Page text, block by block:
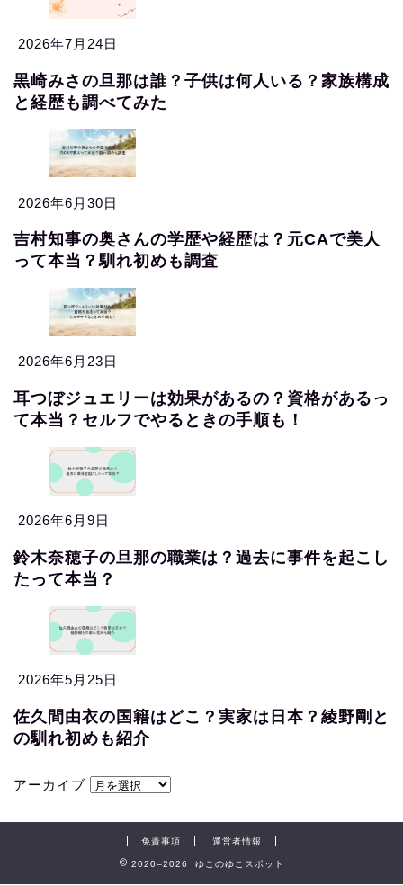
2026年7月24日
黒崎みさの旦那は誰？子供は何人いる？家族構成
と経歴も調べてみた
2026年6月30日
吉村知事の奥さんの学歴や経歴は？元CAで美人
って本当？馴れ初めも調査
2026年6月23日
耳つぼジュエリーは効果があるの？資格があるっ
て本当？セルフでやるときの手順も！
2026年6月9日
鈴木奈穂子の旦那の職業は？過去に事件を起こし
たって本当？
2026年5月25日
佐久間由衣の国籍はどこ？実家は日本？綾野剛と
の馴れ初めも紹介
アーカイブ
免責事項 運営者情報
2020–2026 ゆこのゆこスポット